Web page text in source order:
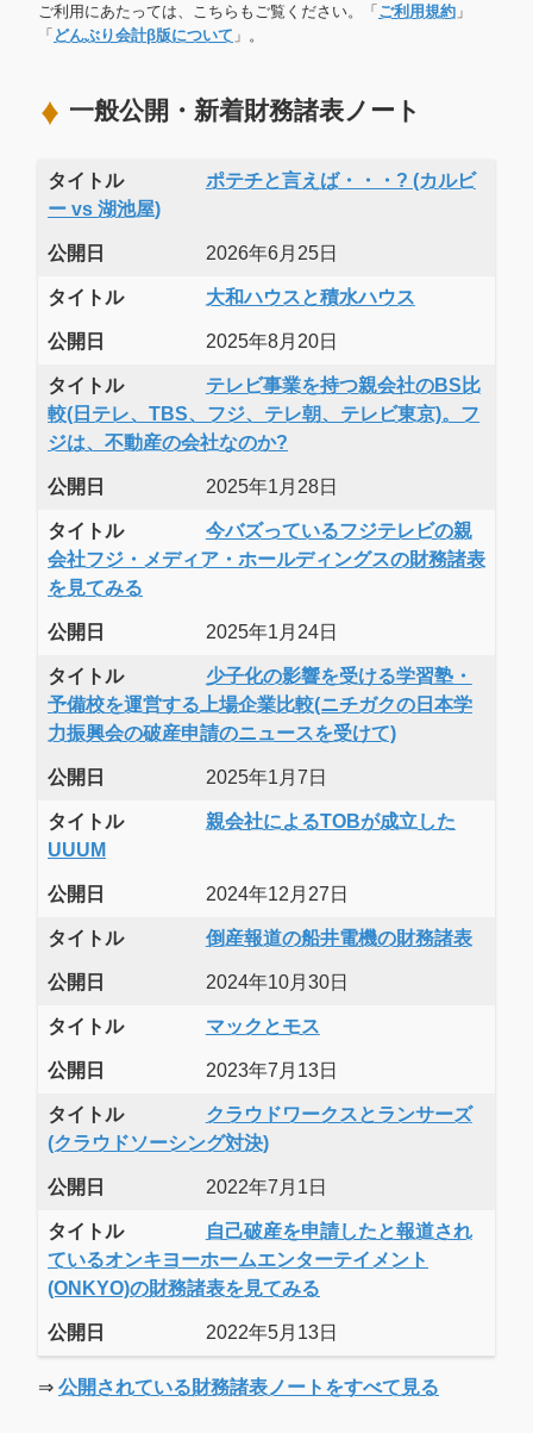
ご利用にあたっては、こちらもご覧ください。「 ご利用規約 」
「 どんぶり会計β版について 」。
一般公開・新着財務諸表ノート
タイトル
ポテチと言えば・・・? (カルビ
ー vs 湖池屋)
公開日 2026年6月25日
タイトル 大和ハウスと積水ハウス
公開日 2025年8月20日
タイトル
テレビ事業を持つ親会社のBS比
較(日テレ、TBS、フジ、テレ朝、テレビ東京)。フ
ジは、不動産の会社なのか?
公開日 2025年1月28日
タイトル
今バズっているフジテレビの親
会社フジ・メディア・ホールディングスの財務諸表
を見てみる
公開日 2025年1月24日
タイトル
少子化の影響を受ける学習塾・
予備校を運営する上場企業比較(ニチガクの日本学
力振興会の破産申請のニュースを受けて)
公開日 2025年1月7日
タイトル
親会社によるTOBが成立した
UUUM
公開日 2024年12月27日
タイトル 倒産報道の船井電機の財務諸表
公開日 2024年10月30日
タイトル マックとモス
公開日 2023年7月13日
タイトル
クラウドワークスとランサーズ
(クラウドソーシング対決)
公開日 2022年7月1日
タイトル
自己破産を申請したと報道され
ているオンキヨーホームエンターテイメント
(ONKYO)の財務諸表を見てみる
公開日 2022年5月13日
⇒ 公開されている財務諸表ノートをすべて見る